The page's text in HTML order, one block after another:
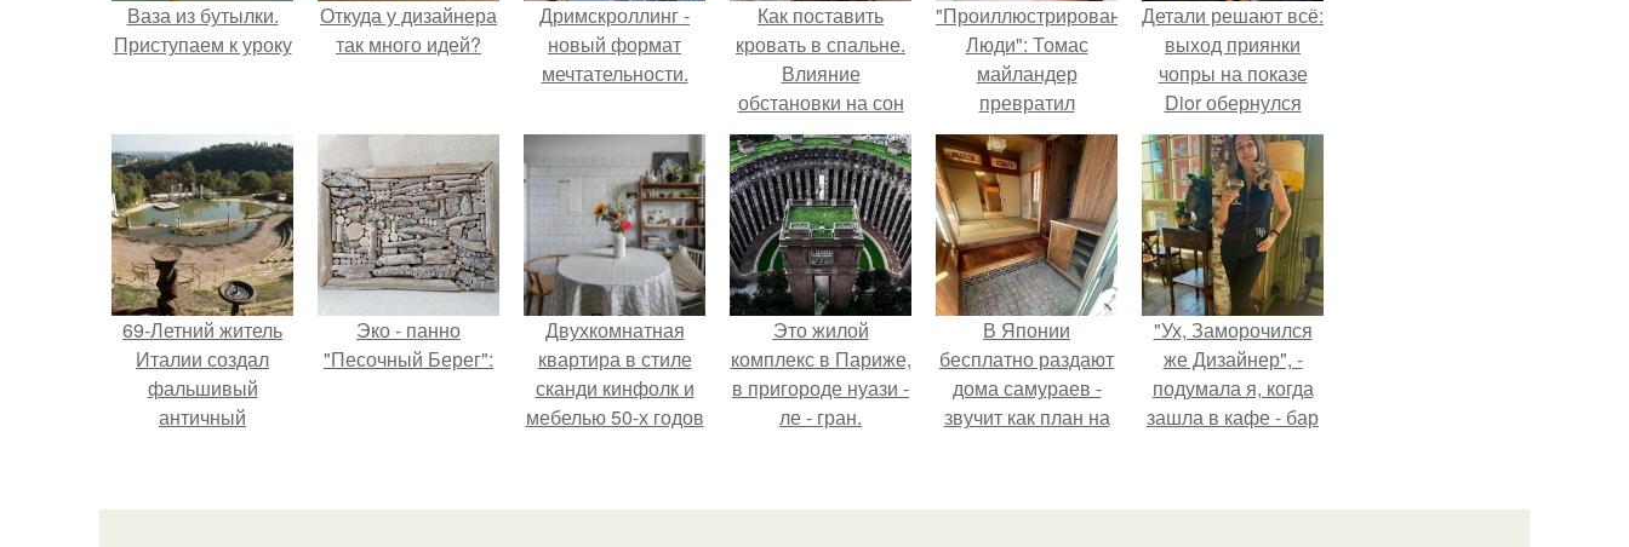
Ваза из бутылки.
Приступаем к уроку
Откуда у дизайнера
так много идей?
Дримскроллинг -
новый формат
мечтательности.
Как поставить
кровать в спальне.
Влияние
обстановки на сон
"Проиллюстрированные
Люди": Томас
майландер
превратил
солнечные ожоги в
арт - объект.
Детали решают всё:
выход приянки
чопры на показе
Dior обернулся
шквалом критики
из-за небрежного
пошива.
69-Летний житель
Италии создал
фальшивый
античный
успешно выдавал
Эко - панно
"Песочный Берег":
Двухкомнатная
квартира в стиле
сканди кинфолк и
мебелью 50-х годов
Это жилой
комплекс в Париже,
в пригороде нуази -
ле - гран.
В Японии
бесплатно раздают
дома самураев -
звучит как план на
"Ух, Заморочился
же Дизайнер", -
подумала я, когда
зашла в кафе - бар